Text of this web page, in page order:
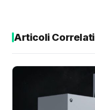
Articoli Correlati